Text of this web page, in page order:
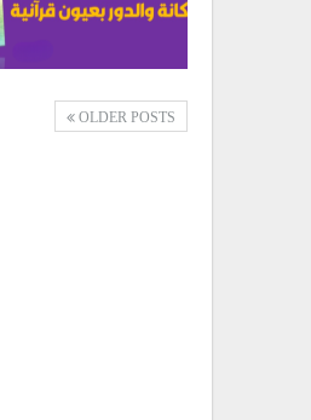
OLDER POSTS